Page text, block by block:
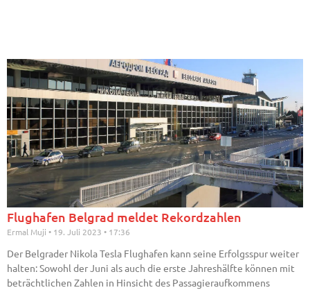
Flughafen Belgrad meldet Rekordzahlen
Ermal Muji 19. Juli 2023 17:36
Der Belgrader Nikola Tesla Flughafen kann seine Erfolgsspur weiter
halten: Sowohl der Juni als auch die erste Jahreshälfte können mit
beträchtlichen Zahlen in Hinsicht des Passagieraufkommens